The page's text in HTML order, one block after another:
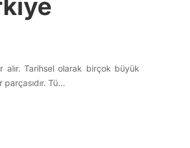
alır. Tarihsel olarak birçok büyük
Tü…